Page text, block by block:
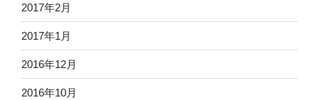
2017年2月
2017年1月
2016年12月
2016年10月